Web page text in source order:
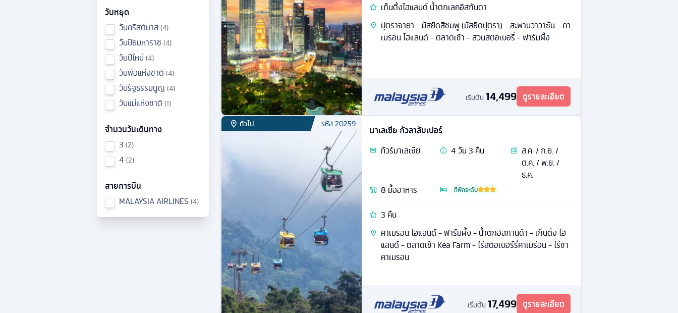
วันหยุด
วันคริสต์มาส 4
วันปิยมหาราช 4
วันปีใหม่ 4
วันพ่อแห่งชาติ 4
วันรัฐธรรมนูญ 4
วันแม่แห่งชาติ 1
จำนวนวันเดินทาง
3 2
4 2
สายการบิน
MALAYSIA AIRLINES 4
เก็นติ้งไฮแลนด์ น้ำตกเลคอิสกันดา
ปุตราจายา - มัสยิดสีชมพู (มัสยิดปุตรา) - สะพานวาวาซัน - คา
เมรอน ไฮแลนด์ - ตลาดเช้า - สวนสตอเบอรี่ - ฟาร์มผึ้ง
เริ่มต้น 14,499 ดูรายละเอียด
ทั่วไป รหัส20259
มาเลเซีย กัวลาลัมเปอร์
ทัวร์มาเลเซีย 4วัน3 คืน
ส.ค. / ก.ย. /
ต.ค. / พ.ย. /
ธ.ค.
8 มื้ออาหาร ที่พักระดับ
3 คืน
คาเมรอน ไฮแลนด์ - ฟาร์มผึ้ง - น้ำตกอิสกานด้า - เก็นติ้ง ไฮ
แลนด์ - ตลาดเช้า Kea Farm - ไร่สตอเบอร์รี่คาเมร่อน - ไร่ชา
คาเมรอน
เริ่มต้น 17,499 ดูรายละเอียด